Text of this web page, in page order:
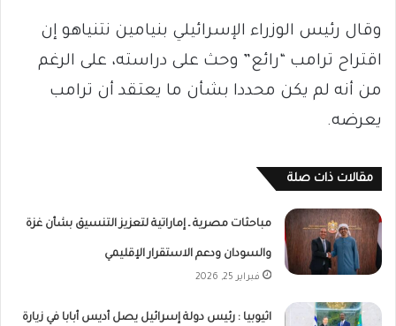
وقال رئيس الوزراء الإسرائيلي بنيامين نتنياهو إن
اقتراح ترامب “رائع” وحث على دراسته، على الرغم
من أنه لم يكن محددا بشأن ما يعتقد أن ترامب
يعرضه.
مقالات ذات صلة
مباحثات مصرية ـ إماراتية لتعزيز التنسيق بشأن غزة
والسودان ودعم الاستقرار الإقليمي
فبراير 25, 2026
اثيوبيا : رئيس دولة إسرائيل يصل أديس أبابا في زيارة